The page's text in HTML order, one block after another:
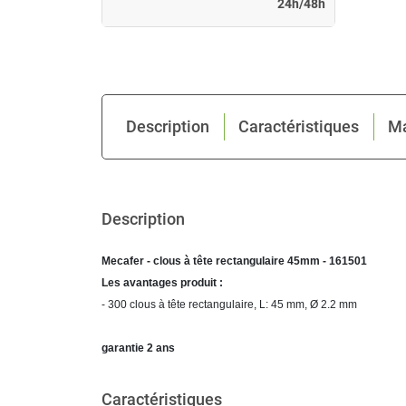
24h/48h
Description Caractéristiques
Description
Mecafer - clous à tête rectangulaire 45mm - 161501
Les avantages produit :
- 300 clous à tête rectangulaire, L: 45 mm, Ø 2.2 mm
garantie 2 ans
Caractéristiques